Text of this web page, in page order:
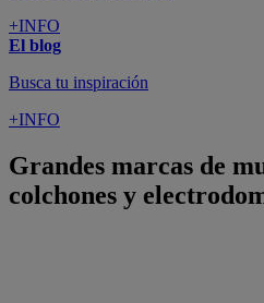
+INFO
El blog
Busca tu inspiración
+INFO
Grandes marcas de
colchones y